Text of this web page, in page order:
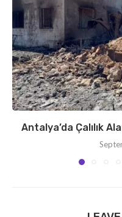
Antalya’da Çalılık